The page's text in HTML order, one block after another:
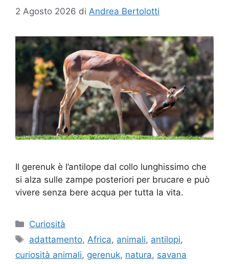
2 Agosto 2026 di Andrea Bertolotti
Il gerenuk è l’antilope dal collo lunghissimo che
si alza sulle zampe posteriori per brucare e può
vivere senza bere acqua per tutta la vita.
Categorie
Curiosità
Tag
adattamento,Africa, animali, antilopi,
curiosità animali, gerenuk, natura, savana